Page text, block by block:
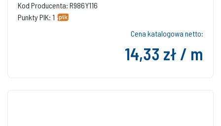
Kod Producenta: R986Y116
Punkty PIK: 1
Cena katalogowa netto:
14,33 zł / m